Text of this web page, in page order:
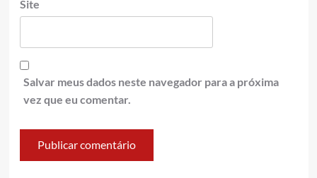
Site
Salvar meus dados neste navegador para a próxima
vez que eu comentar.